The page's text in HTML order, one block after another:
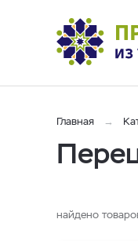
Главная
найдено